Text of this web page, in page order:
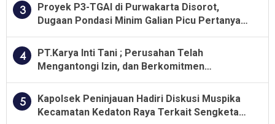
3
Proyek P3-TGAI di Purwakarta Disorot,
Dugaan Pondasi Minim Galian Picu Pertanyaan
4
PT.Karya Inti Tani ; Perusahan Telah
Mengantongi Izin, dan Berkomitmen
5
Kapolsek Peninjauan Hadiri Diskusi Muspika
Kecamatan Kedaton Raya Terkait Sengketa